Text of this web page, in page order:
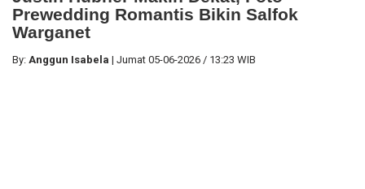
Prewedding Romantis Bikin Salfok
Warganet
By: Anggun Isabela | Jumat 05-06-2026 / 13:23 WIB